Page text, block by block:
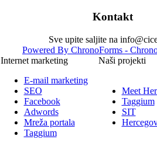
Kontakt
Sve upite saljite na
Powered By ChronoForms -
Internet marketing Naši projekti
E-mail marketing
SEO
Facebook
Adwords
Mreža portala
Taggium
Meet
Taggium
SIT